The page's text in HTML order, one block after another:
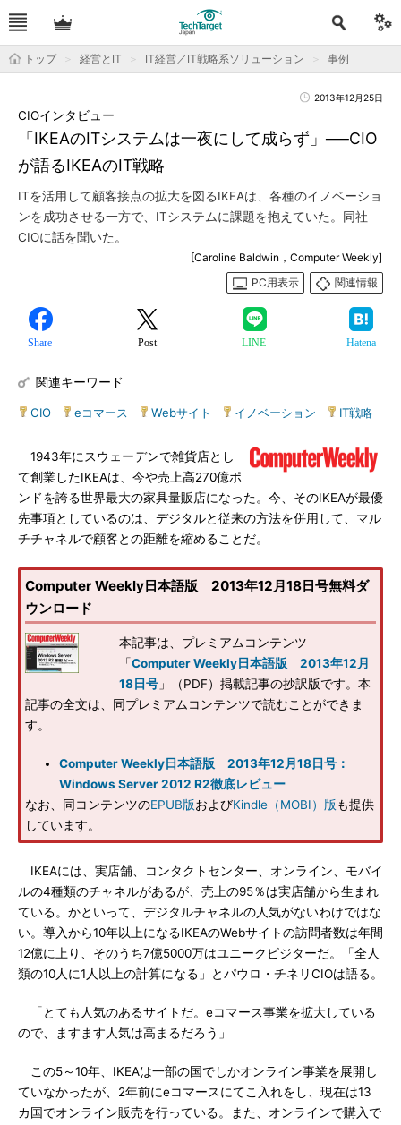
トップ 経営とIT IT経営／IT戦略系ソリューション 事例
2013年12月25日
「IKEAのITシステムは一夜にして成らず」──CIO
が語るIKEAのIT戦略
CIOインタビュー
ITを活用して顧客接点の拡大を図るIKEAは、各種のイノベーショ
ンを成功させる一方で、ITシステムに課題を抱えていた。同社
CIOに話を聞いた。
[Caroline Baldwin，Computer Weekly]
PC用表示
関連情報
Share Post LINE Hatena
関連キーワード
CIO eコマース Webサイト イノベーション IT戦略
1943年にスウェーデンで雑貨店とし
て創業したIKEAは、今や売上高270億ポ
ンドを誇る世界最大の家具量販店になった。今、そのIKEAが最優
先事項としているのは、デジタルと従来の方法を併用して、マル
チチャネルで顧客との距離を縮めることだ。
Computer Weekly日本語版 2013年12月18日号無料ダ
ウンロード
本記事は、プレミアムコンテンツ
「Computer Weekly日本語版 2013年12月
18日号 」（PDF）掲載記事の抄訳版です。本
記事の全文は、同プレミアムコンテンツで読むことができま
す。
Computer Weekly日本語版 2013年12月18日号：
Windows Server 2012 R2徹底レビュー
なお、同コンテンツのEPUB版およびKindle（MOBI）版も提供
しています。
IKEAには、実店舗、コンタクトセンター、オンライン、モバイ
ルの4種類のチャネルがあるが、売上の95％は実店舗から生まれ
ている。かといって、デジタルチャネルの人気がないわけではな
い。導入から10年以上になるIKEAのWebサイトの訪問者数は年間
12億に上り、そのうち7億5000万はユニークビジターだ。「全人
類の10人に1人以上の計算になる」とパウロ・チネリCIOは語る。
「とても人気のあるサイトだ。eコマース事業を拡大している
ので、ますます人気は高まるだろう」
この5～10年、IKEAは一部の国でしかオンライン事業を展開し
ていなかったが、2年前にeコマースにてこ入れをし、現在は13
カ国でオンライン販売を行っている。また、オンラインで購入で